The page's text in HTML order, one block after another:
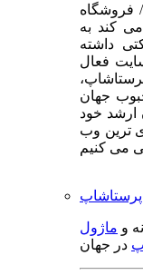
فروشگاه
کند به
داشته
بیش از 300000 وب سایت فعال
جهان
ارشد خود
ترین وب
و ماژول
در جهان